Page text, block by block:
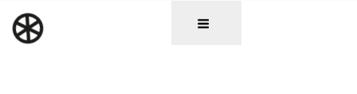
Inhalt
springen